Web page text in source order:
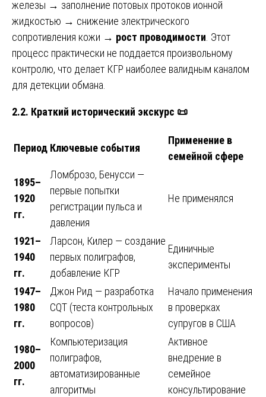
железы → заполнение потовых протоков ионной
жидкостью → снижение электрического
сопротивления кожи → рост проводимости. Этот
процесс практически не поддается произвольному
контролю, что делает КГР наиболее валидным каналом
для детекции обмана.
2.2. Краткий исторический экскурс 📜
Период Ключевые события
Применение в
семейной сфере
1895–
1920
гг.
Ломброзо, Бенусси —
первые попытки
регистрации пульса и
давления
Не применялся
1921–
1940
гг.
Ларсон, Килер — создание
первых полиграфов,
добавление КГР
Единичные
эксперименты
1947–
1980
гг.
Джон Рид — разработка
CQT (теста контрольных
вопросов)
Начало применения
в проверках
супругов в США
1980–
2000
гг.
Компьютеризация
полиграфов,
автоматизированные
алгоритмы
Активное
внедрение в
семейное
консультирование